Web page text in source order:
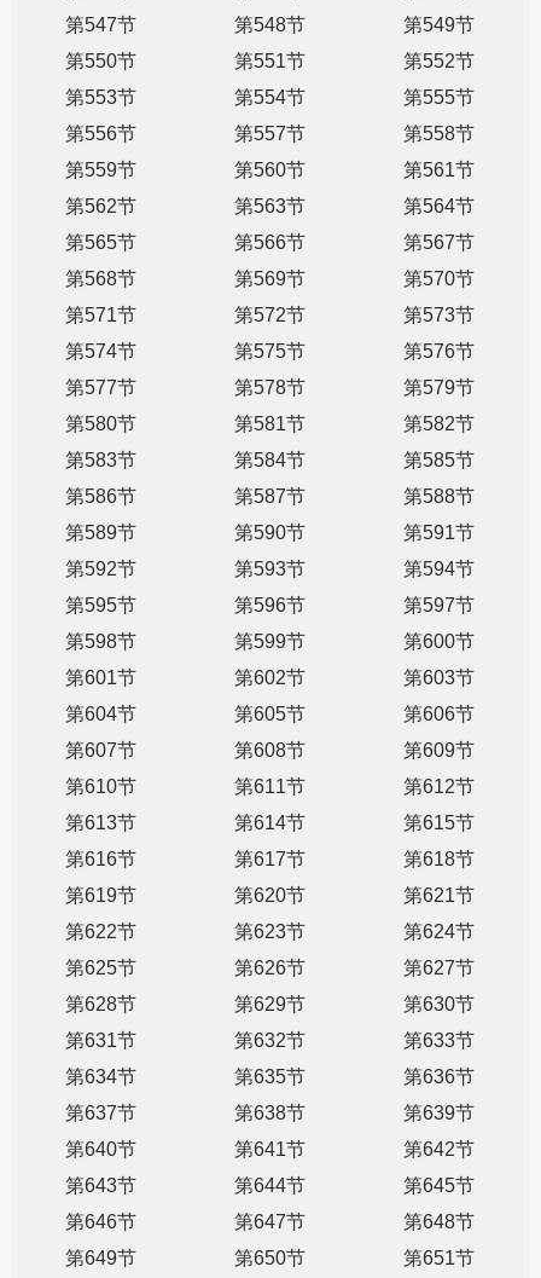
第547节
第548节
第549节
第550节
第551节
第552节
第553节
第554节
第555节
第556节
第557节
第558节
第559节
第560节
第561节
第562节
第563节
第564节
第565节
第566节
第567节
第568节
第569节
第570节
第571节
第572节
第573节
第574节
第575节
第576节
第577节
第578节
第579节
第580节
第581节
第582节
第583节
第584节
第585节
第586节
第587节
第588节
第589节
第590节
第591节
第592节
第593节
第594节
第595节
第596节
第597节
第598节
第599节
第600节
第601节
第602节
第603节
第604节
第605节
第606节
第607节
第608节
第609节
第610节
第611节
第612节
第613节
第614节
第615节
第616节
第617节
第618节
第619节
第620节
第621节
第622节
第623节
第624节
第625节
第626节
第627节
第628节
第629节
第630节
第631节
第632节
第633节
第634节
第635节
第636节
第637节
第638节
第639节
第640节
第641节
第642节
第643节
第644节
第645节
第646节
第647节
第648节
第649节
第650节
第651节